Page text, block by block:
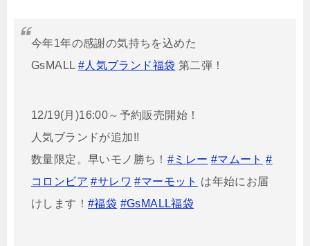
今年1年の感謝の気持ちを込めた
GsMALL #人気ブランド福袋 第二弾！
12/19(月)16:00～予約販売開始！
人気ブランドが追加!!
数量限定。早いモノ勝ち！ #ミレー #マムート #
コロンビア #サレワ #マーモット は年始にお届
けします！ #福袋 #GsMALL福袋